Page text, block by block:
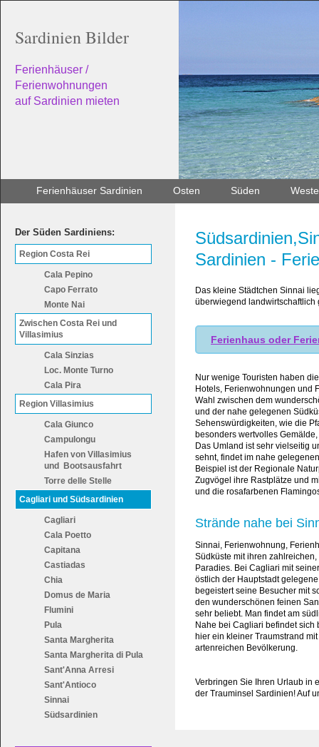
Sardinien Bilder
Ferienhäuser /
Ferienwohnungen
auf Sardinien mieten
Ferienhäuser Sardinien Osten Süden
Der Süden Sardiniens:
Region Costa Rei
Cala Pepino
Capo Ferrato
Monte Nai
Zwischen Costa Rei und
Villasimius
Cala Sinzias
Loc. Monte Turno
Cala Pira
Region Villasimius
Cala Giunco
Campulongu
Hafen von Villasimius
und Bootsausfahrt
Torre delle Stelle
Cagliari und Südsardinien
Cagliari
Cala Poetto
Capitana
Castiadas
Chia
Domus de Maria
Flumini
Pula
Santa Margherita
Santa Margherita di Pula
Sant'Anna Arresi
Sant'Antioco
Sinnai
Südsardinien
Sardinien -
Das kleine Städtchen Sinnai
überwiegend landwirtschaftlich
Ferienhaus oder
Nur wenige Touristen haben
Hotels, Ferienwohnungen und
Wahl zwischen dem
und der nahe gelegenen
Sehenswürdigkeiten, wie die
besonders wertvolles
Das Umland ist sehr vielseitig
sehnt, findet im nahe
Beispiel ist der Regionale
Zugvögel ihre Rastplätze und
und die rosafarbenen
Strände nahe bei
Sinnai, Ferienwohnung,
Südküste mit ihren
Paradies. Bei Cagliari mit
östlich der Hauptstadt
begeistert seine Besucher mit
den wunderschönen feinen
sehr beliebt. Man findet am
Nahe bei Cagliari befindet sich
hier ein kleiner Traumstrand
artenreichen Bevölkerung.
Verbringen Sie Ihren Urlaub in
der Trauminsel Sardinien! Auf